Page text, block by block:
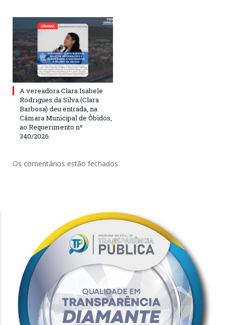
A vereadora Clara Isabele
Rodrigues da Silva (Clara
Barbosa) deu entrada, na
Câmara Municipal de Óbidos,
ao Requerimento nº
340/2026.
Os comentários estão fechados.